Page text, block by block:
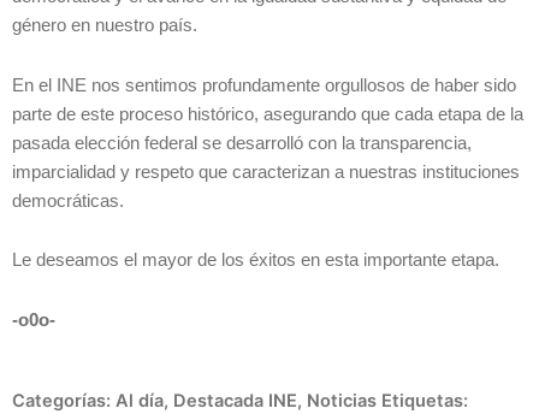
género en nuestro país.
En el INE nos sentimos profundamente orgullosos de haber sido
parte de este proceso histórico, asegurando que cada etapa de la
pasada elección federal se desarrolló con la transparencia,
imparcialidad y respeto que caracterizan a nuestras instituciones
democráticas.
Le deseamos el mayor de los éxitos en esta importante etapa.
-o0o-
Categorías: Al día, Destacada INE, Noticias Etiquetas: